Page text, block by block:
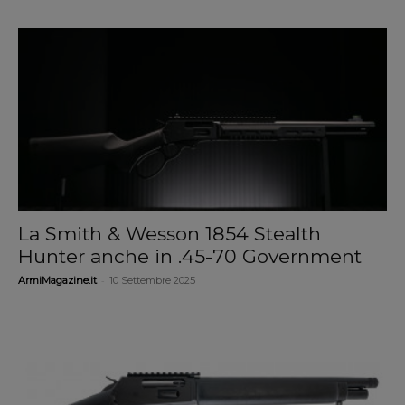
La Smith & Wesson 1854 Stealth
Hunter anche in .45-70 Government
ArmiMagazine.it 10 Settembre 2025